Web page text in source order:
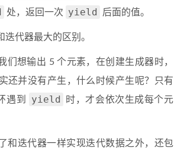
处，返回一次 yield 后面的值。
代器最大的区别。
们想输出 5 个元素，在创建生成器时，
还并没有产生，什么时候产生呢？只有
遇到 yield
时，才会依次生成每个元
和迭代器一样实现迭代数据之外，还包